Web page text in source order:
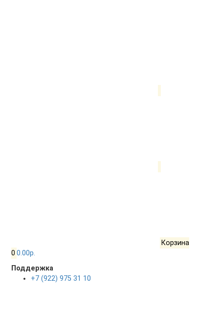
Корзина
0 0.00р.
Поддержка
+7 (922) 975 31 10